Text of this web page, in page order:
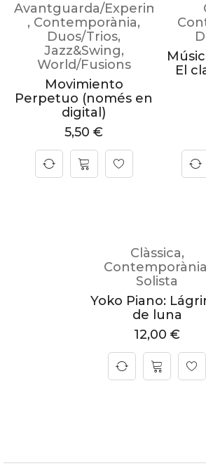
Avantguarda/Experimental
, Contemporània,
Duos/Trios,
Jazz&Swing,
World/Fusions
Movimiento
Perpetuo (només en
digital)
5,50 €
El
Clàssica,
Contemporània
Solista
Yoko Piano:
de luna
12,00 €